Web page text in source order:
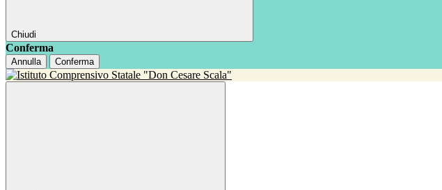
Chiudi
Conferma
Annulla Conferma